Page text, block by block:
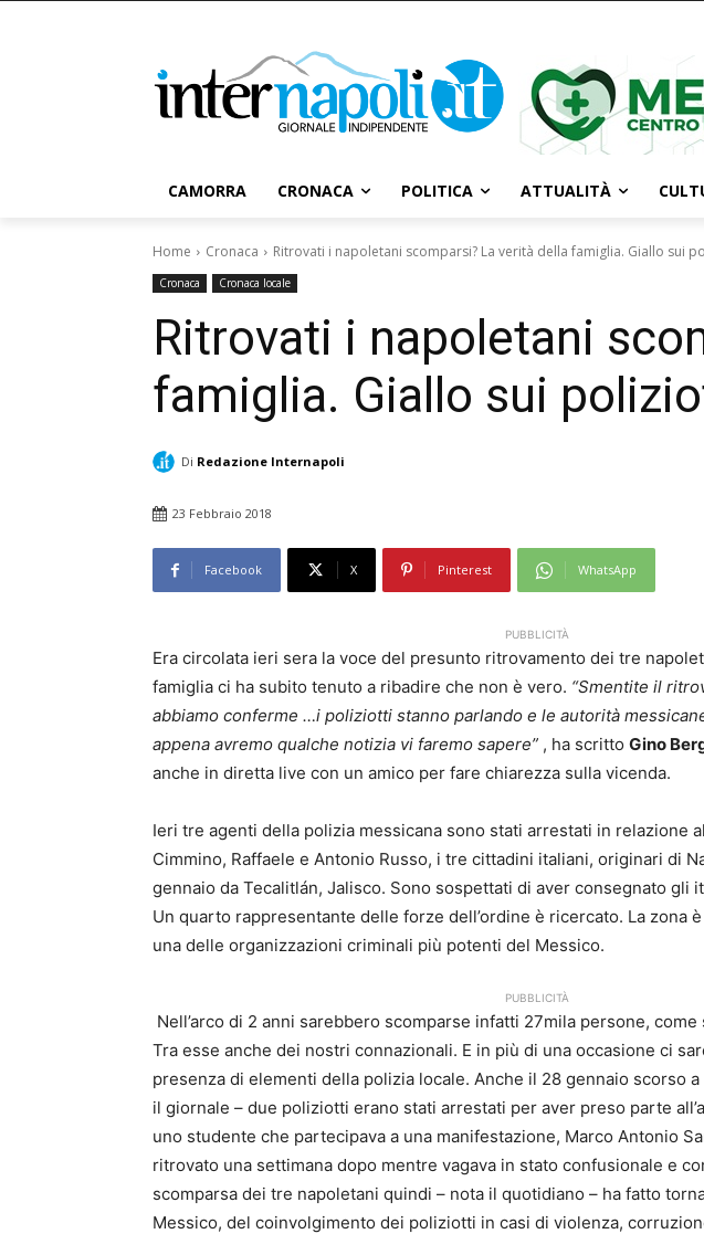
CAMORRA CRONACA POLITICA ATTUALITÀ
Home Cronaca Ritrovati i napoletani scomparsi? La verità della famiglia. Giallo sui
Cronaca Cronaca locale
Ritrovati i napoletani
famiglia. Giallo sui
Di Redazione Internapoli
23 Febbraio 2018
Facebook X Pinterest WhatsApp
PUBBLICITÀ
Era circolata ieri sera la voce del presunto ritrovamento dei tre
famiglia ci ha subito tenuto a ribadire che non è vero. “Smentite il
abbiamo conferme …i poliziotti stanno parlando e le autorità
appena avremo qualche notizia vi faremo sapere” , ha scritto Gino
anche in diretta live con un amico per fare chiarezza sulla vicenda.
Ieri tre agenti della polizia messicana sono stati arrestati in relazione
Cimmino, Raffaele e Antonio Russo, i tre cittadini italiani, originari di
gennaio da Tecalitlán, Jalisco. Sono sospettati di aver consegnato gli
Un quarto rappresentante delle forze dell’ordine è ricercato. La zona
una delle organizzazioni criminali più potenti del Messico.
PUBBLICITÀ
Nell’arco di 2 anni sarebbero scomparse infatti 27mila persone, come
Tra esse anche dei nostri connazionali. E in più di una occasione ci
presenza di elementi della polizia locale. Anche il 28 gennaio scorso
il giornale – due poliziotti erano stati arrestati per aver preso parte
uno studente che partecipava a una manifestazione, Marco Antonio
ritrovato una settimana dopo mentre vagava in stato confusionale e
scomparsa dei tre napoletani quindi – nota il quotidiano – ha fatto
Messico, del coinvolgimento dei poliziotti in casi di violenza,